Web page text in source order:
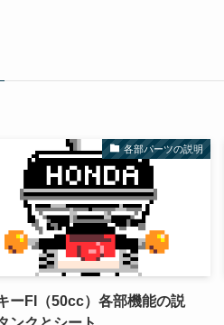
各部パーツの説明
ーFI（50cc）各部機能の説